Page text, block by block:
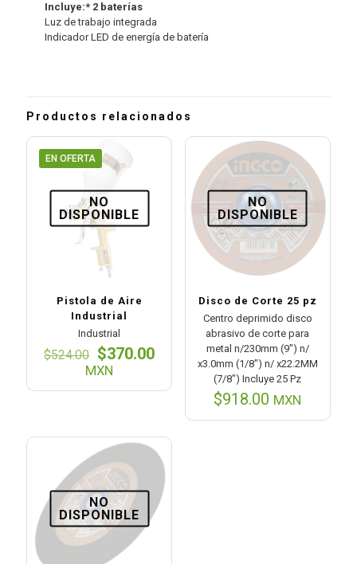
Incluye:* 2 baterías
Luz de trabajo integrada
Indicador LED de energía de batería
Productos relacionados
EN OFERTA
NO
DISPONIBLE
Pistola de Aire
Industrial
Industrial
$524.00 El
precio
$370.00El
precio
actual
$370.00.
MXN
NO
DISPONIBLE
Disco de Corte 25 pz
Centro deprimido disco
abrasivo de corte para
metal n/230mm (9″) n/
x3.0mm (1/8″) n/ x22.2MM
(7/8″) Incluye 25 Pz
$918.00 MXN
NO
DISPONIBLE